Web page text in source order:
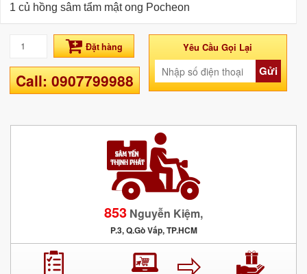
1 củ hồng sâm tẩm mật ong Pocheon
Đặt hàng
Call: 0907799988
Yêu Cầu Gọi Lại
Gửi
853 Nguyễn Kiệm,
P.3, Q.Gò Vấp, TP.HCM